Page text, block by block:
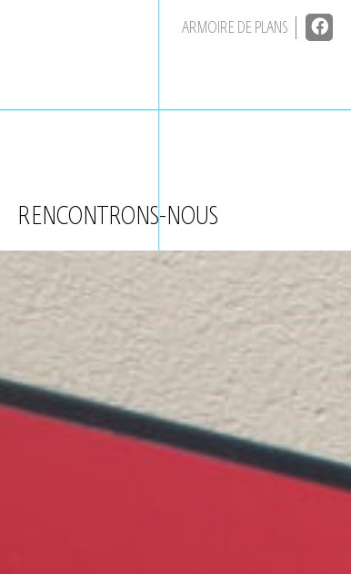
ARMOIRE DE PLANS
RENCONTRONS-NOUS